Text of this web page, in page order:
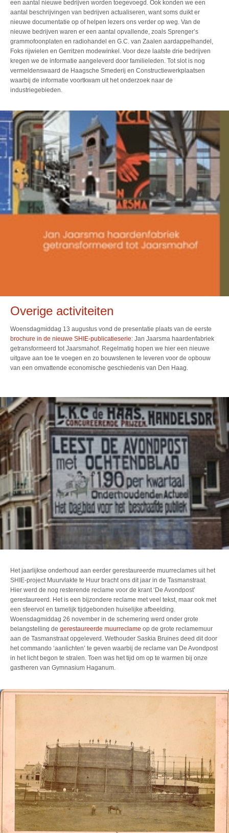
een aantal nieuwe bedrijven worden toegevoegd. Ook konden we een
aantal beschrijvingen van bedrijven actualiseren, want soms duikt er
nieuwe documentatie op of helpen lezers ons verder op weg. Van de
nieuwe bedrijven waren er een aantal opvallende, zoals Sprenger’s
grammofoonplaten en radiohandel en G.C. van Zaalen aardappelhandel,
Foks rijwielen en Gerritzen modewinkel. Voor deze laatste drie bedrijven
kregen we de informatie aangeleverd door familieleden. Tot slot is nog
vermeldenswaard de Haagsche Smederij en Constructiewerkplaatsen
waarbij de informatie voortkwam uit het onderzoek naar de
industriegebieden.
Overige activiteiten
Woensdagmiddag 13 augustus vond de presentatie plaats van de eerste
brochure in de nieuwe SHIE-publicatieserie: Jan Jaarsma haardenfabriek
getransformeerd tot Jaarsmahof. Regelmatig hopen we hier een nieuwe
uitgave aan toe te voegen en zo bouwstenen te leveren voor de opbouw
van een omvattende economische geschiedenis van Den Haag.
Het jaarlijkse onderhoud aan eerder gerestaureerde muurreclames uit het
SHIE-project Muurvlakte te Huur bracht ons dit jaar in de Tasmanstraat.
Hier werd de nog resterende reclame voor de krant ‘De Avondpost’
gerestaureerd. Het is een bijzondere reclame met veel tekst, maar ook met
een sfeervol en tamelijk tijdgebonden huiselijke afbeelding.
Woensdagmiddag 26 november in de schemering werd onder grote
belangstelling de gerestaureerde muurreclame op de grote reclamemuur
aan de Tasmanstraat opgeleverd. Wethouder Saskia Bruines deed dit door
het commando ‘aanlichten’ te geven waarbij de reclame van De Avondpost
in het licht begon te stralen. Toen was het tijd om op te warmen bij onze
gastheren van Gymnasium Haganum.